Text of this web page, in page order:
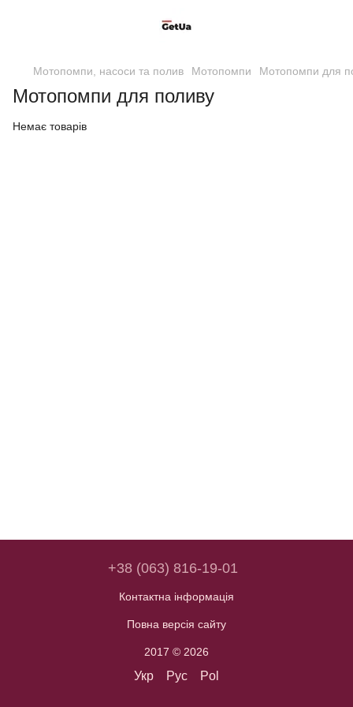
Мотопомпи, насоси та полив Мотопомпи Мотопомпи для
Мотопомпи для поливу
Немає товарів
+38 (063) 816-19-01
Контактна інформація
Повна версія сайту
2017 © 2026
Укр Рус Pol